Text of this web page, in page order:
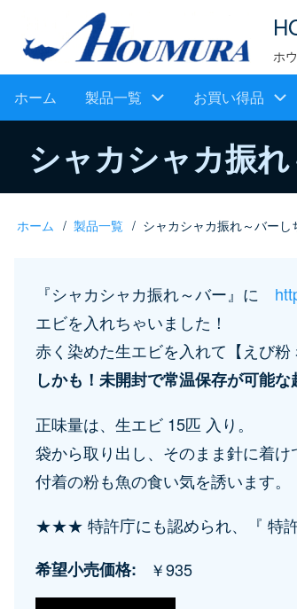
ン
コ
ン
ホ
メ
ナ
ホーム 製品一覧 お買い得品
シャカシャカ振
パホーム 製品一覧 シャカシャカ振れ～バー
『シャカシャカ振れ～バー』に
エビを入れちゃいました！
赤く染めた生エビを入れて【えび粉
しかも！未開封で常温保存が可能な
正味量は、生エビ 15匹 入り。
袋から取り出し、そのまま針に着け
付着の粉も魚の食い気を誘います。
★★★ 特許庁にも認められ、『 特
希望小売価格
￥935